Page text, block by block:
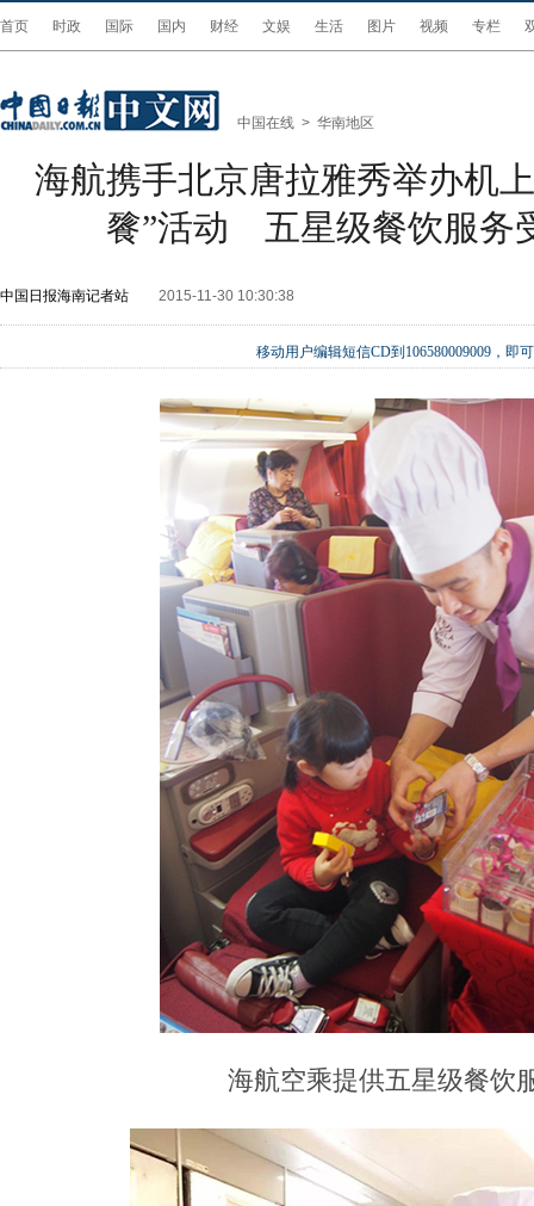
首页 时政 国际 国内 财经 文娱 生活 图片 视频 专栏
中国在线 > 华南地区
海航携手北京唐拉雅秀举办机
餮”活动 五星级餐饮服务
中国日报海南记者站 2015-11-30 10:30:38
移动用户编辑短信CD到106580009009，即
海航空乘提供五星级餐饮